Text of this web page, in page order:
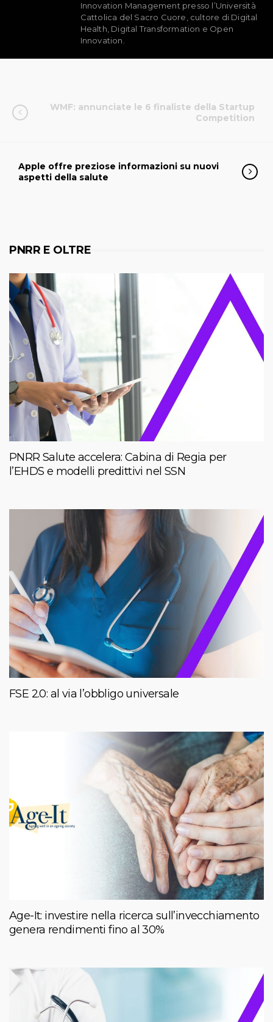
Innovation Management presso l’Università
Cattolica del Sacro Cuore, cultore di Digital
Health, Digital Transformation e Open
Innovation.
WMF: annunciate le 6 finaliste della Startup
Competition
Apple offre preziose informazioni su nuovi
aspetti della salute
PNRR E OLTRE
PNRR Salute accelera: Cabina di Regia per
l’EHDS e modelli predittivi nel SSN
FSE 2.0: al via l’obbligo universale
Age-It: investire nella ricerca sull’invecchiamento
genera rendimenti fino al 30%